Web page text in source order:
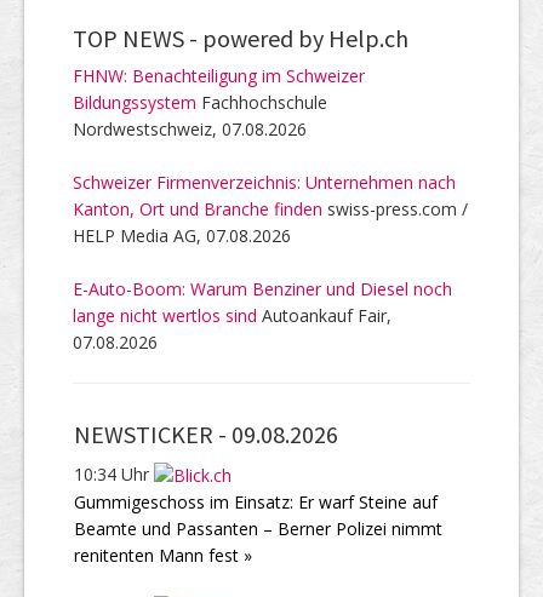
TOP NEWS - powered by Help.ch
FHNW: Benachteiligung im Schweizer
Bildungssystem Fachhochschule
Nordwestschweiz, 07.08.2026
Schweizer Firmenverzeichnis: Unternehmen nach
Kanton, Ort und Branche finden swiss-press.com /
HELP Media AG, 07.08.2026
E-Auto-Boom: Warum Benziner und Diesel noch
lange nicht wertlos sind Autoankauf Fair,
07.08.2026
NEWSTICKER - 09.08.2026
10:34 Uhr
Gummigeschoss im Einsatz: Er warf Steine auf
Beamte und Passanten – Berner Polizei nimmt
renitenten Mann fest »